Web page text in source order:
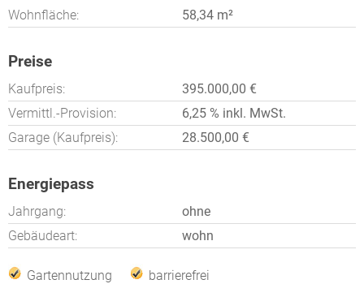
Wohnfläche: 58,34 m²
Preise
Kaufpreis:
395.000,00 €
Vermittl.-Provision:
6,25 % inkl. MwSt.
Garage (Kaufpreis):
28.500,00 €
Energiepass
Jahrgang:
ohne
Gebäudeart:
wohn
Gartennutzung barrierefrei